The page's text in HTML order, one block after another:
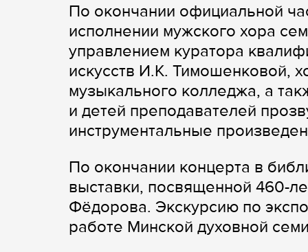
По окончании официальной
исполнении мужского хора
управлением куратора
искусств И.К. Тимошенковой,
музыкального колледжа, а
и детей преподавателей
инструментальные
По окончании концерта в
выставки, посвященной 460-
Фёдорова. Экскурсию по
работе Минской духовной